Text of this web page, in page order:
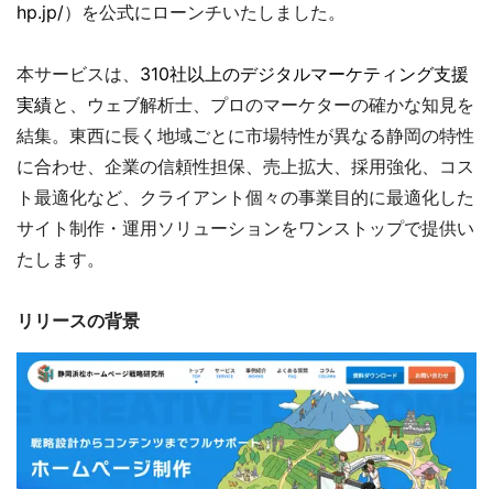
hp.jp/）を公式にローンチいたしました。
本サービスは、 310社以上のデジタルマーケティング支援
実績と、ウェブ解析士、プロのマーケターの確かな知見を
結集。東西に長く地域ごとに市場特性が異なる静岡の特性
に合わせ、企業の信頼性担保、売上拡大、採用強化、コス
ト最適化など、クライアント個々の事業目的に最適化した
サイト制作・運用ソリューションをワンストップで提供い
たします。
リリースの背景